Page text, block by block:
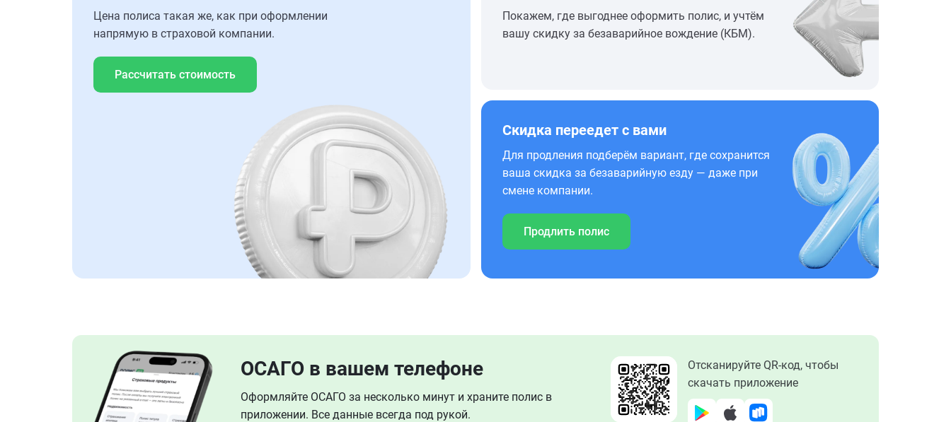
Цена полиса такая же, как при оформлении
напрямую в страховой компании.
Рассчитать стоимость
Покажем, где выгоднее оформить полис, и учтём
вашу скидку за безаварийное вождение (КБМ).
Скидка переедет с вами
Для продления подберём вариант, где сохранится
ваша скидка за безаварийную езду — даже при
смене компании.
Продлить полис
ОСАГО в вашем телефоне
Оформляйте ОСАГО за несколько минут и храните полис в
приложении. Все данные всегда под рукой.
Отсканируйте QR-код, чтобы
скачать приложение